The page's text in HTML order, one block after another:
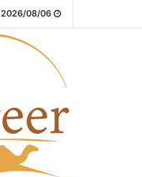
2026/08/06 at 5:50